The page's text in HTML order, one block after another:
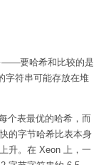
——要哈希和比较的是
符串可能存放在堆
个表最优的哈希，而
的字节哈希比表本身
升。在 Xeon 上，一